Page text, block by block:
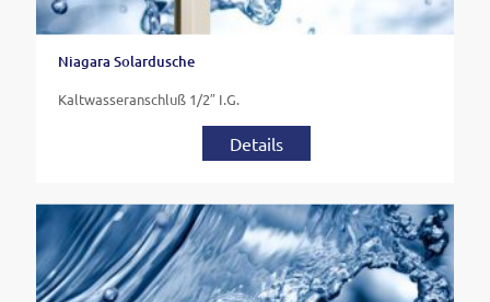
Niagara Solardusche
Kaltwasseranschluß 1/2″ I.G.
Details